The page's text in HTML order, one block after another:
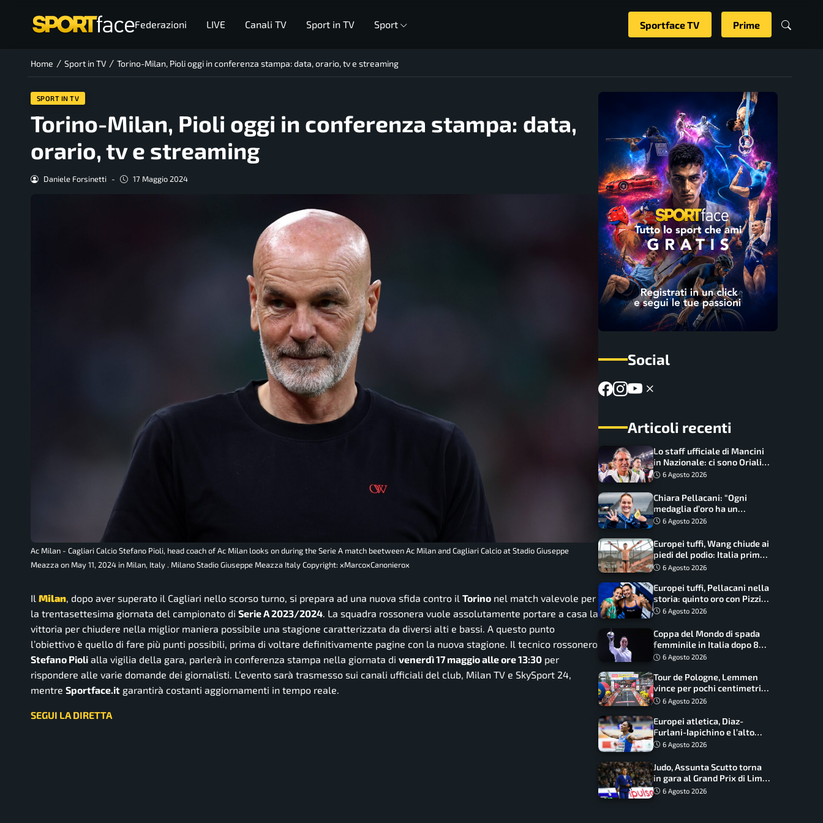
Federazioni LIVE Canali TV Sport in TV Sport Sportface TV Prime
Home / Sport in TV / Torino-Milan, Pioli oggi in conferenza stampa: data, orario, tv e streaming
SPORT IN TV
Torino-Milan, Pioli oggi in conferenza stampa: data,
orario, tv e streaming
Daniele Forsinetti - 17 Maggio 2024
Ac Milan - Cagliari Calcio Stefano Pioli, head coach of Ac Milan looks on during the Serie A match beetween Ac Milan and Cagliari Calcio at Stadio Giuseppe
Meazza on May 11, 2024 in Milan, Italy . Milano Stadio Giuseppe Meazza Italy Copyright: xMarcoxCanonierox
Il Milan , dopo aver superato il Cagliari nello scorso turno, si prepara ad una nuova sfida contro il Torino nel match valevole per
la trentasettesima giornata del campionato di Serie A 2023/2024 . La squadra rossonera vuole assolutamente portare a casa la
vittoria per chiudere nella miglior maniera possibile una stagione caratterizzata da diversi alti e bassi. A questo punto
l’obiettivo è quello di fare più punti possibili, prima di voltare definitivamente pagine con la nuova stagione. Il tecnico rossonero
Stefano Pioli alla vigilia della gara, parlerà in conferenza stampa nella giornata di venerdì 17 maggio alle ore 13:30 per
rispondere alle varie domande dei giornalisti. L’evento sarà trasmesso sui canali ufficiali del club, Milan TV e SkySport 24,
mentre Sportface.it garantirà costanti aggiornamenti in tempo reale.
SEGUI LA DIRETTA
Social
Articoli recenti
Lo staff ufficiale di Mancini
in Nazionale: ci sono Oriali e
Bonucci, confermato un
6 Agosto 2026
Chiara Pellacani: “Ogni
medaglia d’oro ha un
significato diverso. Ho fatto
6 Agosto 2026
Europei tuffi, Wang chiude ai
piedi del podio: Italia prima
nel medagliere
6 Agosto 2026
Europei tuffi, Pellacani nella
storia: quinto oro con Pizzini
nel sincro da 3 metri
6 Agosto 2026
Coppa del Mondo di spada
femminile in Italia dopo 8
anni, Alberta Santuccio: “Il
frutti”
6 Agosto 2026
Tour de Pologne, Lemmen
vince per pochi centimetri
su Scaroni: maxi-caduta e
6 Agosto 2026
Europei atletica, Diaz-
Furlani-Iapichino e l’alto
azzurro: l’Italia sogna nei
6 Agosto 2026
Judo, Assunta Scutto torna
in gara al Grand Prix di Lima:
17 azzurri convocati
6 Agosto 2026